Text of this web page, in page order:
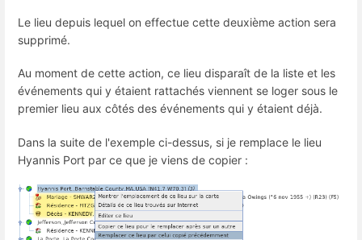
Le lieu depuis lequel on effectue cette deuxième action sera
supprimé.
Au moment de cette action, ce lieu disparaît de la liste et les
événements qui y étaient rattachés viennent se loger sous le
premier lieu aux côtés des événements qui y étaient déjà.
Dans la suite de l'exemple ci-dessus, si je remplace le lieu
Hyannis Port par ce que je viens de copier :